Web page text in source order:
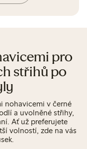
pro
střihů po
nohavicemi v černé
a uvolněné střihy,
Ať už preferujete
volností, zde na vás